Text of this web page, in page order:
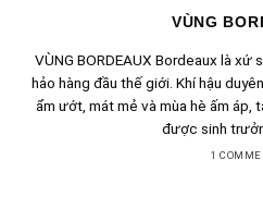
VÙNG
VÙNG BORDEAUX Bordeaux là
hảo hàng đầu thế giới. Khí hậu
ẩm ướt, mát mẻ và mùa hè ấm áp,
được sinh
1